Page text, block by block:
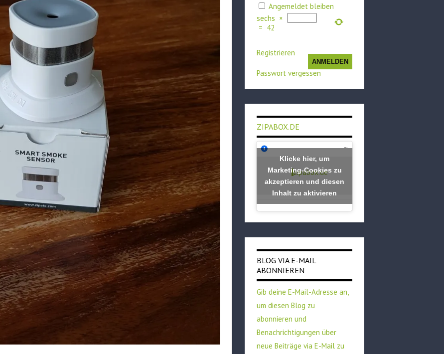
Angemeldet bleiben
sechs ×
= 42
ANMELDEN
Registrieren
Passwort vergessen
ZIPABOX.DE
zipabox.de
Klicke hier, um
Marketing-Cookies zu
akzeptieren und diesen
Inhalt zu aktivieren
BLOG VIA E-MAIL
ABONNIEREN
Gib deine E-Mail-Adresse an,
um diesen Blog zu
abonnieren und
Benachrichtigungen über
neue Beiträge via E-Mail zu